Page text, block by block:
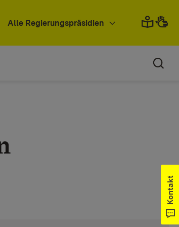
Alle Regierungspräsidien
Kontakt